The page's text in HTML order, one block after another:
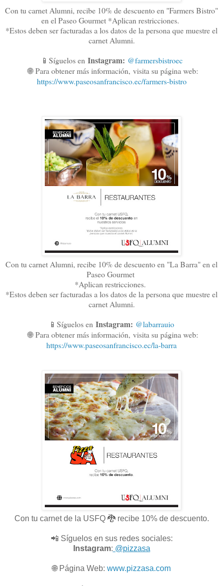
Con tu carnet Alumni, recibe 10% de descuento en "Farmers Bistro"
en el Paseo Gourmet *Aplican restricciones.
*Estos deben ser facturadas a los datos de la persona que muestre el
carnet Alumni.
📱Síguelos en Instagram: @farmersbistroec
🌐Para obtener más información, visita su página web:
https://www.paseosanfrancisco.ec/farmers-bistro
Con tu carnet Alumni, recibe 10% de descuento en "La Barra" en el
Paseo Gourmet
*Aplican restricciones.
*Estos deben ser facturadas a los datos de la persona que muestre el
carnet Alumni.
📱Síguelos en Instagram: @labarrauio
🌐Para obtener más información, visita su página web:
https://www.paseosanfrancisco.ec/la-barra
Con tu carnet de la USFQ 🐉 recibe 10% de descuento.
📲 Síguelos en sus redes sociales:
Instagram: @pizzasa
🌐 Página Web: www.pizzasa.com